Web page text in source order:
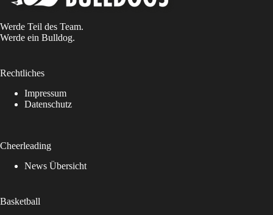
Werde Teil des Team.
Werde ein Bulldog.
Rechtliches
Impressum
Datenschutz
Cheerleading
News Übersicht
Basketball